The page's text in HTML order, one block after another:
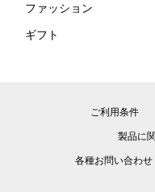
ファッション
ギフト
ご利用条件
製品に
各種お問い合わせ